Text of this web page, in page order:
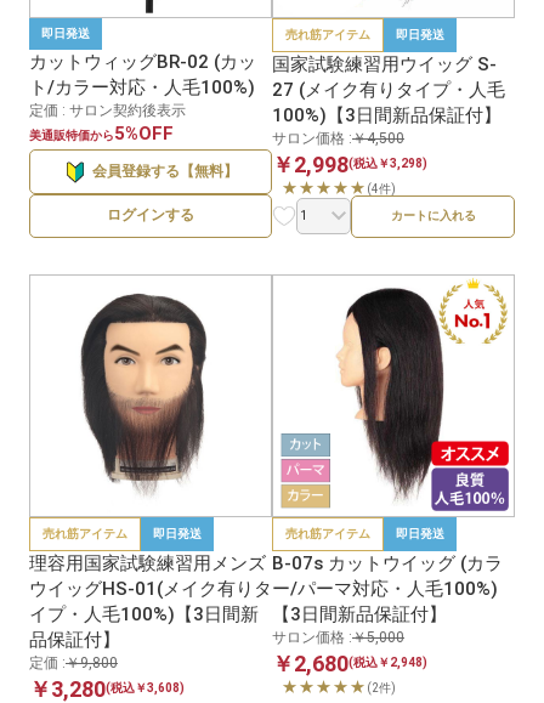
即日発送
カットウィッグBR-02 (カッ
ト/カラー対応・人毛100%)
定価 : サロン契約後表示
美通販特価から5%OFF
会員登録する【無料】
ログインする
売れ筋アイテム 即日発送
国家試験練習用ウイッグ S-
27 (メイク有りタイプ・人毛
100%)【3日間新品保証付】
サロン価格 :￥4,500
￥2,998(税込￥3,298)
★★★★★ (4件)
カートに入れる
売れ筋アイテム 即日発送
理容用国家試験練習用メンズ
ウイッグHS-01(メイク有りタ
イプ・人毛100%)【3日間新
品保証付】
定価 :￥9,800
￥3,280(税込￥3,608)
売れ筋アイテム 即日発送
B-07s カットウイッグ (カラ
ー/パーマ対応・人毛100%)
【3日間新品保証付】
サロン価格 :￥5,000
￥2,680(税込￥2,948)
★★★★★ (2件)